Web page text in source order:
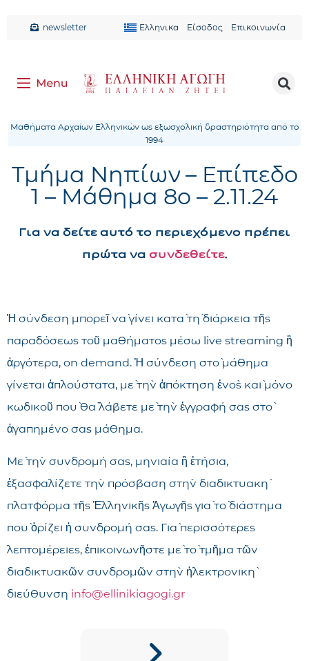
newsletter Ελληνικα Είσοδος Επικοινωνία
Μαθήματα Αρχαίων Ελληνικών ως εξωσχολική δραστηριότητα από το
1994
Τμήμα Νηπίων – Επίπεδο
1 – Μάθημα 8ο – 2.11.24
Για να δείτε αυτό το περιεχόμενο πρέπει
πρώτα να συνδεθείτε.
Ἡ σύνδεση μπορεῖ νὰ γίνει κατὰ τὴ διάρκεια τῆς
παραδόσεως τοῦ μαθήματος μέσω live streaming ἢ
ἀργότερα, on demand. Ἡ σύνδεση στὸ μάθημα
γίνεται ἁπλούστατα, μὲ τὴν ἀπόκτηση ἑνὸς καὶ μόνο
κωδικοῦ ποὺ θὰ λάβετε μὲ τὴν ἐγγραφή σας στὸ
ἀγαπημένο σας μάθημα.
Μὲ τὴν συνδρομή σας, μηνιαία ἢ ἐτήσια,
ἐξασφαλίζετε τὴν πρόσβαση στὴν διαδικτυακὴ
πλατφόρμα τῆς Ἑλληνικῆς Ἀγωγῆς γιὰ τὸ διάστημα
ποὺ ὁρίζει ἡ συνδρομή σας. Γιὰ περισσότερες
λεπτομέρειες, ἐπικοινωνῆστε μὲ τὸ τμῆμα τῶν
διαδικτυακῶν συνδρομῶν στὴν ἠλεκτρονικὴ
διεύθυνση info@ellinikiagogi.gr